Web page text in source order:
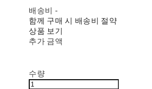
배송비 -
함께 구매 시 배송비 절약
상품 보기
추가 금액
수량